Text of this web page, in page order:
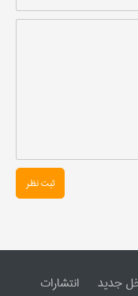
ثبت نظر
جدید
انتشارات